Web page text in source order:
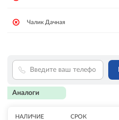
Чалик Дачная
Аналоги
НАЛИЧИЕ СРОК